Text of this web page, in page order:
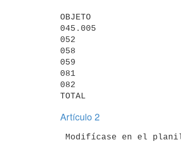
OBJETO
045.005
052
058
059
081
082
Artículo 2